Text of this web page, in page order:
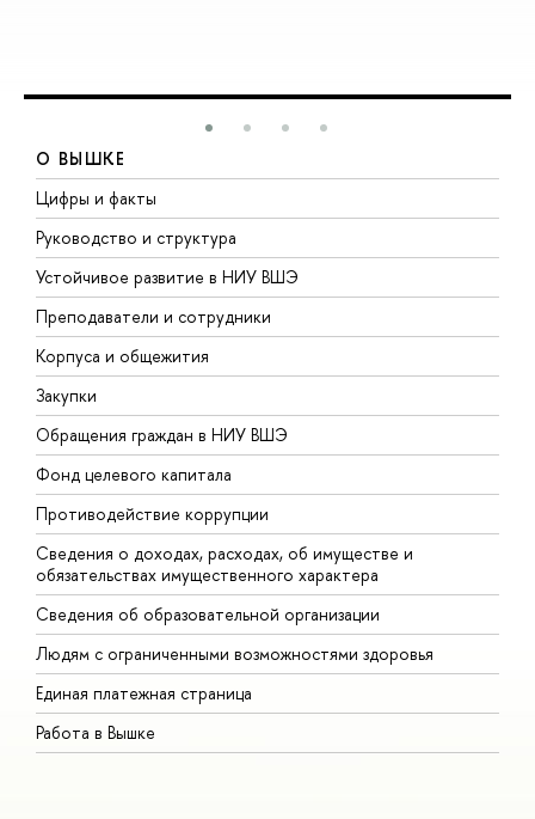
О ВЫШКЕ
Цифры и факты
Руководство и структура
Устойчивое развитие в НИУ ВШЭ
Преподаватели и сотрудники
Корпуса и общежития
Закупки
Обращения граждан в НИУ ВШЭ
Фонд целевого капитала
Противодействие коррупции
Сведения о доходах, расходах, об имуществе и
обязательствах имущественного характера
Сведения об образовательной организации
Людям с ограниченными возможностями здоровья
Единая платежная страница
Работа в Вышке